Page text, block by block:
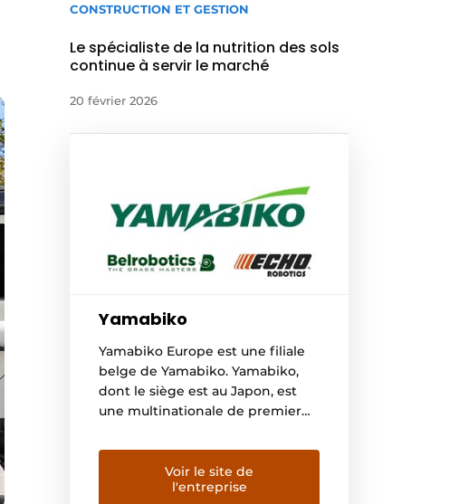
CONSTRUCTION ET GESTION
Le spécialiste de la nutrition des sols
continue à servir le marché
20 février 2026
Yamabiko
Yamabiko Europe est une filiale
belge de Yamabiko. Yamabiko,
dont le siège est au Japon, est
une multinationale de premier
américain, avec une présence
croissante en Europe, en Asie et
dans d'autres pays. Yamabiko
Voir le site de
l'entreprise